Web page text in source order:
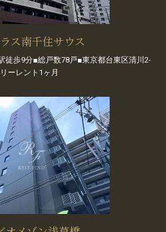
ス南千住サウス
徒歩9分■総戸数78戸■東京都台東区清川2-
ーレント1ヶ月